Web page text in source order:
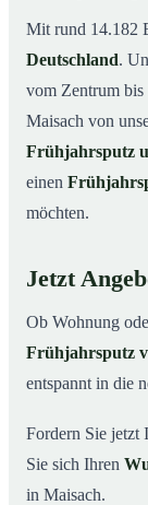
Mit rund 14.182
Deutschland.
vom Zentrum
Maisach von
Frühjahrsputz
einen
möchten.
Jetzt
Ob Wohnung
Frühjahrsputz
entspannt in die
Fordern Sie jetzt
Sie sich Ihren
in Maisach.